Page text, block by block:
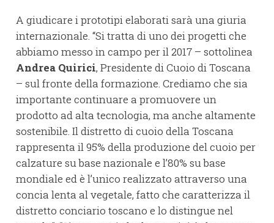
A giudicare i prototipi elaborati sarà una giuria
internazionale. “Si tratta di uno dei progetti che
abbiamo messo in campo per il 2017 – sottolinea
Andrea Quirici, Presidente di Cuoio di Toscana
– sul fronte della formazione. Crediamo che sia
importante continuare a promuovere un
prodotto ad alta tecnologia, ma anche altamente
sostenibile. Il distretto di cuoio della Toscana
rappresenta il 95% della produzione del cuoio per
calzature su base nazionale e l’80% su base
mondiale ed è l’unico realizzato attraverso una
concia lenta al vegetale, fatto che caratterizza il
distretto conciario toscano e lo distingue nel